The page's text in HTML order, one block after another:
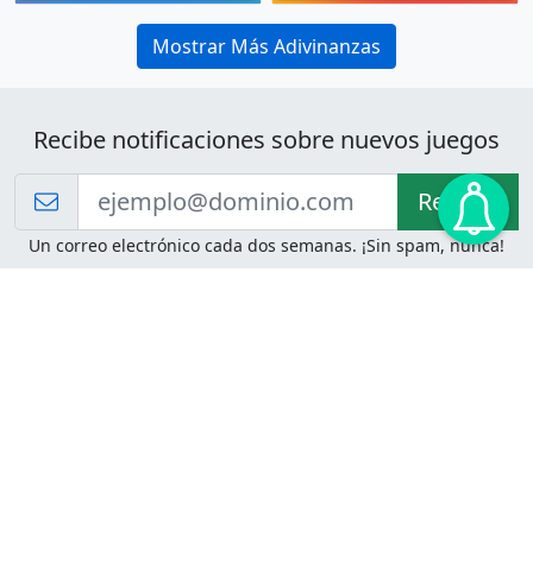
Mostrar Más Adivinanzas
Recibe notificaciones sobre nuevos juegos
Recibir!
Un correo electrónico cada dos semanas. ¡Sin spam, nunca!